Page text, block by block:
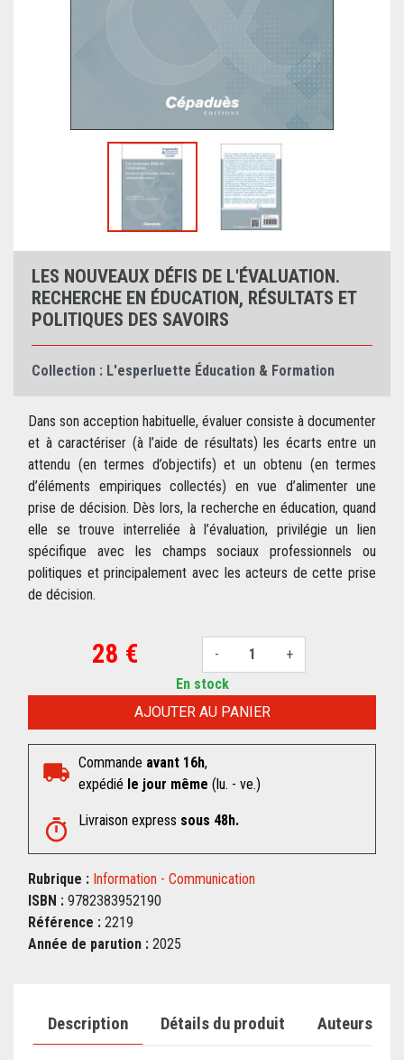
LES NOUVEAUX DÉFIS DE L'ÉVALUATION.
RECHERCHE EN ÉDUCATION, RÉSULTATS ET
POLITIQUES DES SAVOIRS
Collection : L'esperluette Éducation & Formation
Dans son acception habituelle, évaluer consiste à documenter
et à caractériser (à l’aide de résultats) les écarts entre un
attendu (en termes d’objectifs) et un obtenu (en termes
d’éléments empiriques collectés) en vue d’alimenter une
prise de décision. Dès lors, la recherche en éducation, quand
elle se trouve interreliée à l’évaluation, privilégie un lien
spécifique avec les champs sociaux professionnels ou
politiques et principalement avec les acteurs de cette prise
de décision.
28 € - +
AJOUTER AU PANIER
En stock
Commande avant 16h,
expédié le jour même (lu. - ve.)
Livraison express sous 48h.
Rubrique : Information - Communication
ISBN : 9782383952190
Référence : 2219
Année de parution : 2025
Description Détails du produit Auteurs